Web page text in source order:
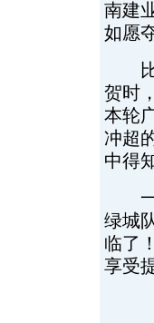
南建
如愿
比
贺时
本轮
冲超
中得
一
绿城
临了
享受